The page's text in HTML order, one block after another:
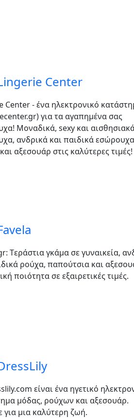
Center
Center - ένα ηλεκτρονικό
για τα αγαπημένα σας
Μοναδικά, sexy και
ανδρικά και παιδικά
αξεσουάρ στις καλύτερες τιμές!
Tεράστια γκάμα σε γυναικεία,
ρούχα, παπούτσια και
ποιότητα σε εξαιρετικές τιμές.
είναι ένα ηγετικό
μόδας, ρούχων και αξεσουάρ.
για μια καλύτερη ζωή.